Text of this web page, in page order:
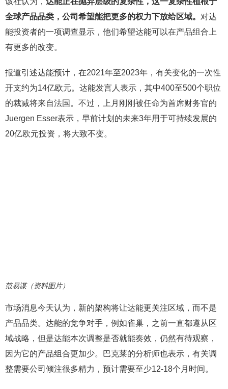
全球产品品类，公司希望能把更多的权力下放给区域。 对达
能投资者的一项调查显示，他们希望达能可以在产品组合上
有更多的改变。
报道引述达能预计，在2021年至2023年，有关变化的一次性
开支约为14亿欧元。达能发言人表示，其中400至500个职位
的裁减将来自法国。不过，上月刚刚被任命为首席财务官的
Juergen Esser表示，早前计划的未来3年用于可持续发展的
20亿欧元投资，将大致不变。
范易谋（资料图片）
市场消息今天认为，新的架构将让达能更关注区域，而不是
产品品类。达能的竞争对手，例如雀巢，之前一直都遵从区
域战略，但是达能本次调整是否就能奏效，仍然有待观察，
因为它的产品组合更加少。巴克莱的分析师也表示，有关调
整需要公司倾注很多精力，预计需要至少12-18个月时间。